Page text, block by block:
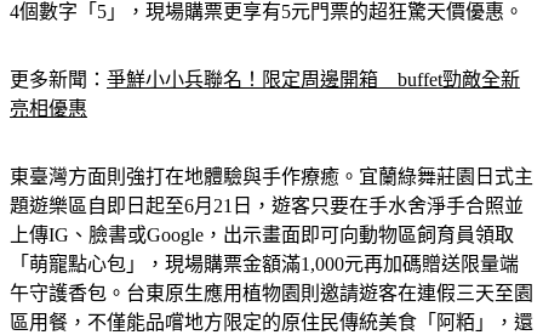
4個數字「5」，現場購票更享有5元門票的超狂驚天價優惠。
更多新聞： 爭鮮小小兵聯名！限定周邊開箱　buffet勁敵全新
亮相優惠
東臺灣方面則強打在地體驗與手作療癒。宜蘭綠舞莊園日式主
題遊樂區自即日起至6月21日，遊客只要在手水舍淨手合照並
上傳IG、臉書或Google，出示畫面即可向動物區飼育員領取
「萌寵點心包」，現場購票金額滿1,000元再加碼贈送限量端
午守護香包。台東原生應用植物園則邀請遊客在連假三天至園
區用餐，不僅能品嚐地方限定的原住民傳統美食「阿粨」，還